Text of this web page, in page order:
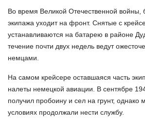
Во время Великой Отечественной войны,
экипажа уходит на фронт. Снятые с
устанавливаются на батарею в районе
течение почти двух недель ведут
немцами.
На самом крейсере оставшаяся часть
налеты немецкой авиации. В сентябре
получил пробоину и сел на грунт, однако
условиях продолжали нести службу.